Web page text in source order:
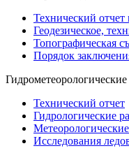
Технический отчет
Геодезическое,
Топографическая
Порядок
Технический отчет
Гидрологические
Исследования